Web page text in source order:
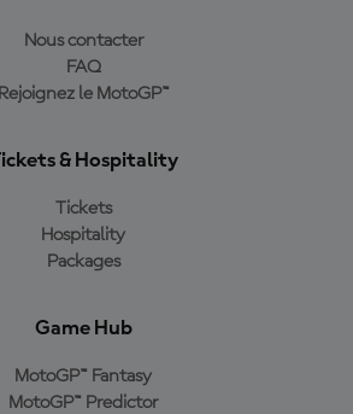
Nous contacter
FAQ
Rejoignez le MotoGP™
& Hospitality
Tickets
Hospitality
Packages
Game Hub
MotoGP™ Fantasy
MotoGP™ Predictor